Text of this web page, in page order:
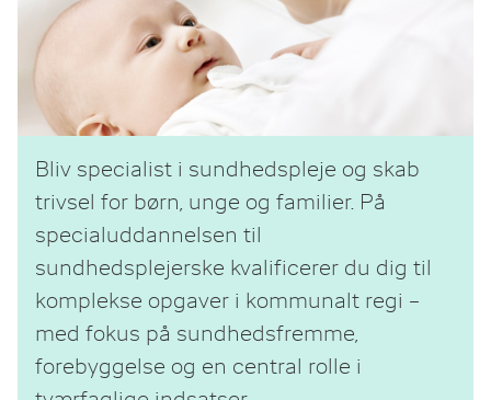
Bliv specialist i sundhedspleje og skab
trivsel for børn, unge og familier. På
specialuddannelsen til
sundhedsplejerske kvalificerer du dig til
komplekse opgaver i kommunalt regi –
med fokus på sundhedsfremme,
forebyggelse og en central rolle i